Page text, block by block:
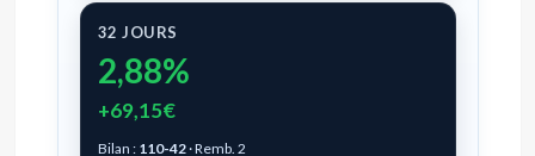
32 JOURS
2,88%
+69,15€
Bilan : 110-42· Remb. 2